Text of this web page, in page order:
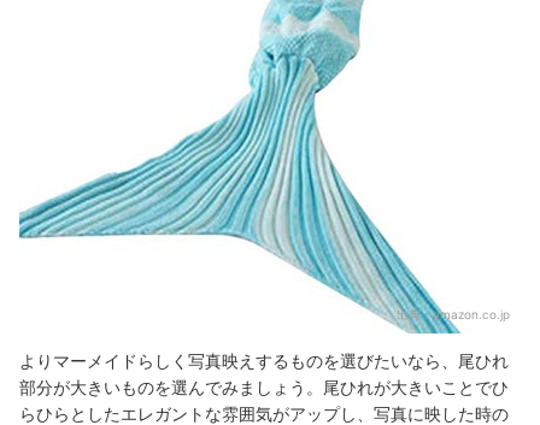
出典：amazon.co.jp
よりマーメイドらしく写真映えするものを選びたいなら、尾ひれ
部分が大きいものを選んでみましょう。尾ひれが大きいことでひ
らひらとしたエレガントな雰囲気がアップし、写真に映した時の